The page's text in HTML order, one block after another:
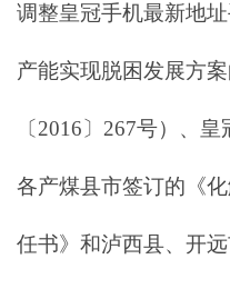
调整皇冠手机最新地
产能实现脱困发展方
〔2016〕267号）、
各产煤县市签订的《
任书》和泸西县、开